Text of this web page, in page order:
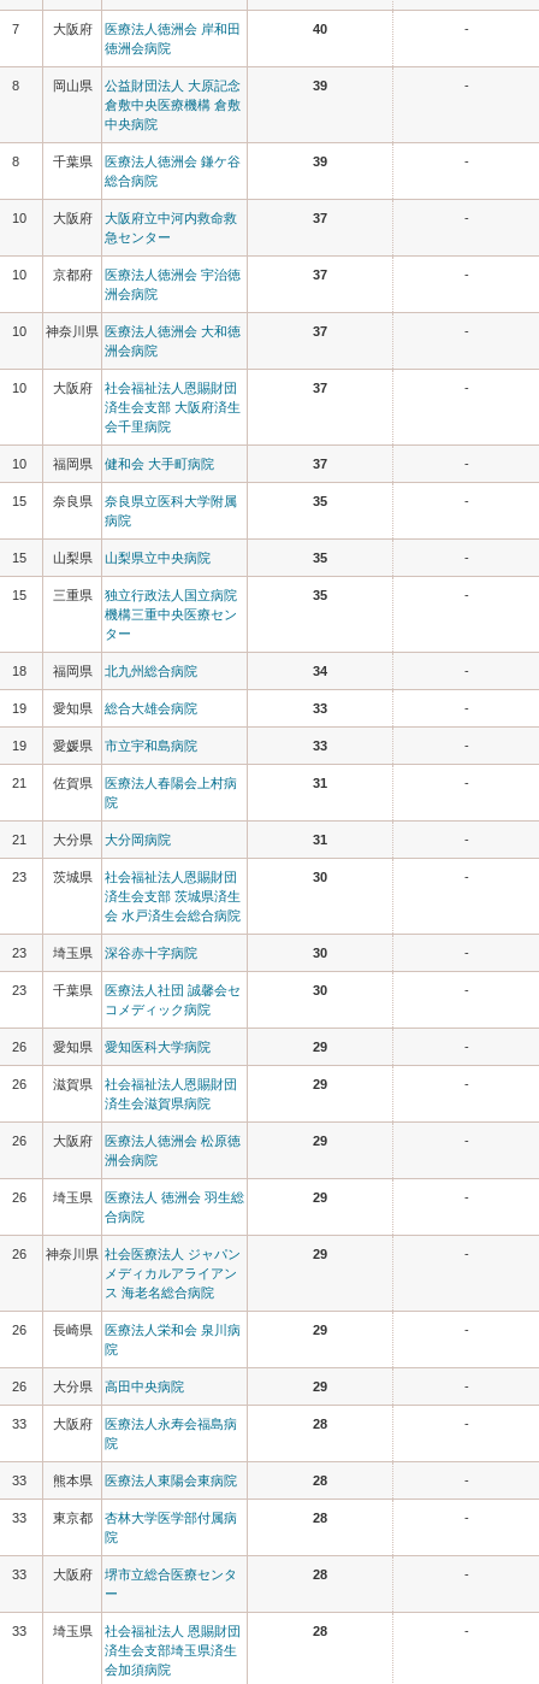
7 大阪府
医療法人徳洲会 岸和田
徳洲会病院
40 -
8 岡山県
公益財団法人 大原記念
倉敷中央医療機構 倉敷
中央病院
39 -
8 千葉県
医療法人徳洲会 鎌ケ谷
総合病院
39 -
10 大阪府
大阪府立中河内救命救
急センター
37 -
10 京都府
医療法人徳洲会 宇治徳
洲会病院
37 -
10 神奈川県 医療法人徳洲会 大和徳
洲会病院
37 -
10 大阪府
社会福祉法人恩賜財団
済生会支部 大阪府済生
会千里病院
37 -
10 福岡県 健和会 大手町病院 37 -
15 奈良県
奈良県立医科大学附属
病院
35 -
15 山梨県 山梨県立中央病院 35 -
15 三重県
独立行政法人国立病院
機構三重中央医療セン
ター
35 -
18 福岡県 北九州総合病院 34 -
19 愛知県 総合大雄会病院 33 -
19 愛媛県 市立宇和島病院 33 -
21 佐賀県
医療法人春陽会上村病
院
31 -
21 大分県 大分岡病院 31 -
23 茨城県
社会福祉法人恩賜財団
済生会支部 茨城県済生
会 水戸済生会総合病院
30 -
23 埼玉県 深谷赤十字病院 30 -
23 千葉県
医療法人社団 誠馨会セ
コメディック病院
30 -
26 愛知県 愛知医科大学病院 29 -
26 滋賀県
社会福祉法人恩賜財団
済生会滋賀県病院
29 -
26 大阪府
医療法人徳洲会 松原徳
洲会病院
29 -
26 埼玉県
医療法人 徳洲会 羽生総
合病院
29 -
26 神奈川県 社会医療法人 ジャパン
メディカルアライアン
ス 海老名総合病院
29 -
26 長崎県
医療法人栄和会 泉川病
院
29 -
26 大分県 高田中央病院 29 -
33 大阪府
医療法人永寿会福島病
院
28 -
33 熊本県 医療法人東陽会東病院 28 -
33 東京都
杏林大学医学部付属病
院
28 -
33 大阪府
堺市立総合医療センタ
ー
28 -
33 埼玉県
社会福祉法人 恩賜財団
済生会支部埼玉県済生
会加須病院
28 -